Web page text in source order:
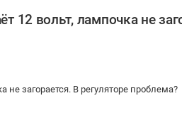
12 вольт, лампочка не
не загорается. В регуляторе проблема?